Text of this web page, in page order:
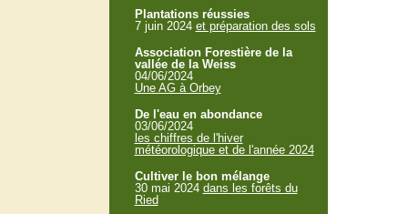
Plantations réussies
7 juin 2024 et préparation des sols
Association Forestière de la
vallée de la Weiss
04/06/2024
Une AG à Orbey
De l'eau en abondance
03/06/2024
les chiffres de l'hiver
météorologique et de l'année 2024
Cultiver le bon mélange
30 mai 2024 dans les forêts du
Ried